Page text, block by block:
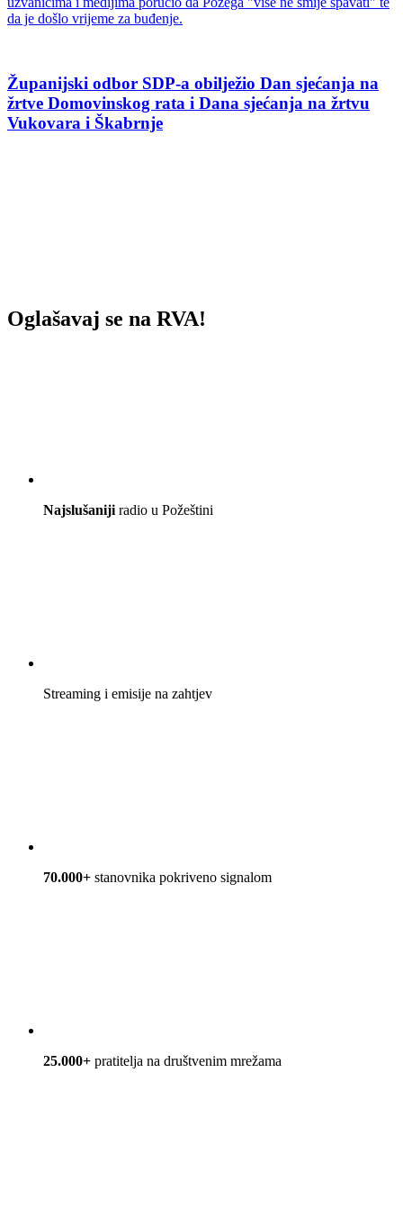
da je došlo vrijeme za buđenje.
Županijski odbor SDP-a obilježio Dan sjećanja na
žrtve Domovinskog rata i Dana sjećanja na žrtvu
Vukovara i Škabrnje
Oglašavaj se na RVA!
Najslušaniji radio u Požeštini
Streaming i emisije na zahtjev
70.000+ stanovnika pokriveno signalom
25.000+ pratitelja na društvenim mrežama